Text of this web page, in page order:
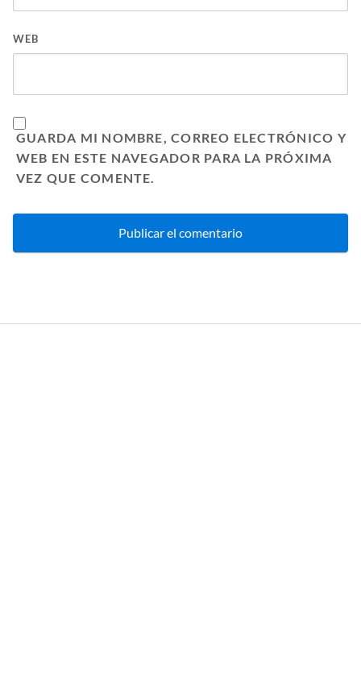
WEB
GUARDA MI NOMBRE, CORREO ELECTRÓNICO Y
WEB EN ESTE NAVEGADOR PARA LA PRÓXIMA
VEZ QUE COMENTE.